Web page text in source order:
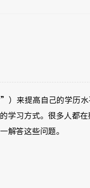
）来提高自己的学历水
学习方式。很多人都在
解答这些问题。